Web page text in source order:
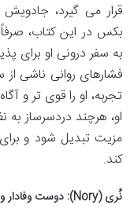
قرار می گیرد،
بکس در این کتاب، صرفاً
به سفر درونی او برای
فشارهای روانی ناشی
تجربه، او را قوی تر و
او، هرچند دردسرساز
مزیت تبدیل شود و
کند.
نُری (Nory): دوست وفادار و راه حل یاب